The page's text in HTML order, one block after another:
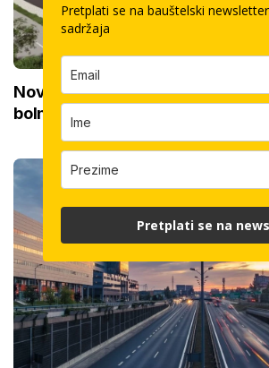
Novi KBC na istoku Hrvatske
bolnica: Priprema se 'teren' za
Pretplati se na bauštelski
sadržaja
Pretplati se na